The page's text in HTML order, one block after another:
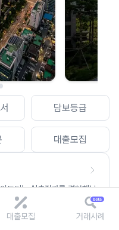
담보등급
대출모집
트되는 AI추정가를 경험해보
대출모집 거래사례